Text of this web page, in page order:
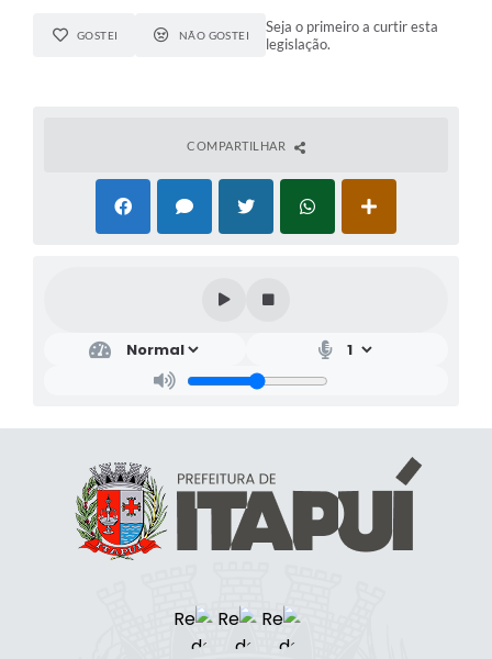
GOSTEI NÃO GOSTEI
Seja o primeiro a curtir esta
legislação.
COMPARTILHAR